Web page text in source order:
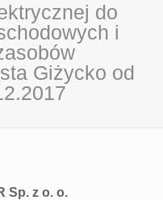
do
i
Giżycko od
Sp. z o. o.